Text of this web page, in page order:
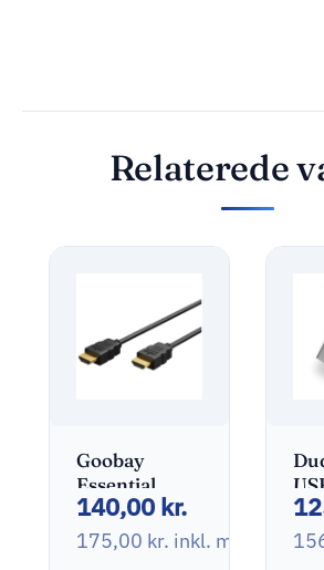
Relaterede
Goobay
Essential
HDMI 2.0
Kabel 4K
60Hz 10 m
140,00 kr.
175,00 kr. inkl. moms